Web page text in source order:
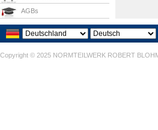
AGBs
Copyright © 2025 NORMTEILWERK ROBERT